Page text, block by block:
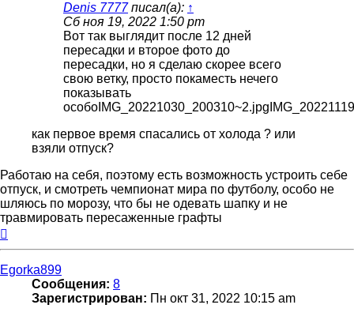
Denis 7777писал(а): ↑
Сб ноя 19, 2022 1:50 pm
Вот так выглядит после 12 дней
пересадки и второе фото до
пересадки, но я сделаю скорее всего
свою ветку, просто покаместь нечего
показывать
как первое время спасались от холода ? или
взяли отпуск?
Работаю на себя, поэтому есть возможность устроить себе
отпуск, и смотреть чемпионат мира по футболу, особо не
шляюсь по морозу, что бы не одевать шапку и не
травмировать пересаженные графты
Egorka899
Сообщения: 8
Зарегистрирован: Пн окт 31, 2022 10:15 am